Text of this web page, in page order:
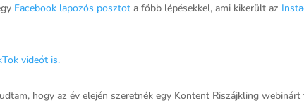
Facebook lapozós posztota főbb lépésekkel, ami kikerült az
videót is.
hogy az év elején szeretnék egy Kontent Riszájkling